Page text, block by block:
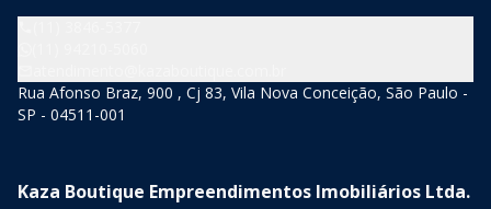
Rua Afonso Braz, 900 , Cj 83, Vila Nova Conceição, São Paulo -
SP - 04511-001
Kaza Boutique Empreendimentos Imobiliários Ltda.